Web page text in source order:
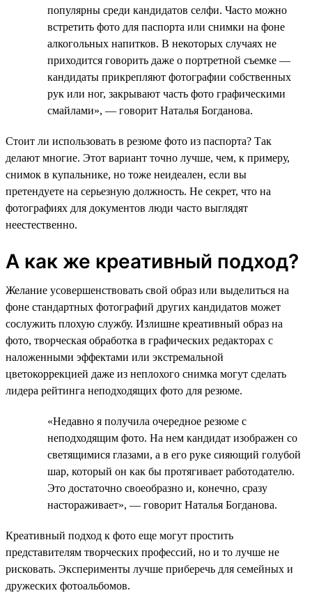
популярны среди кандидатов селфи. Часто можно
встретить фото для паспорта или снимки на фоне
алкогольных напитков. В некоторых случаях не
приходится говорить даже о портретной съемке —
кандидаты прикрепляют фотографии собственных
рук или ног, закрывают часть фото графическими
смайлами», — говорит Наталья Богданова.
Стоит ли использовать в резюме фото из паспорта? Так
делают многие. Этот вариант точно лучше, чем, к примеру,
снимок в купальнике, но тоже неидеален, если вы
претендуете на серьезную должность. Не секрет, что на
фотографиях для документов люди часто выглядят
неестественно.
А как же креативный подход?
Желание усовершенствовать свой образ или выделиться на
фоне стандартных фотографий других кандидатов может
сослужить плохую службу. Излишне креативный образ на
фото, творческая обработка в графических редакторах с
наложенными эффектами или экстремальной
цветокоррекцией даже из неплохого снимка могут сделать
лидера рейтинга неподходящих фото для резюме.
«Недавно я получила очередное резюме с
неподходящим фото. На нем кандидат изображен со
светящимися глазами, а в его руке сияющий голубой
шар, который он как бы протягивает работодателю.
Это достаточно своеобразно и, конечно, сразу
настораживает», — говорит Наталья Богданова.
Креативный подход к фото еще могут простить
представителям творческих профессий, но и то лучше не
рисковать. Эксперименты лучше приберечь для семейных и
дружеских фотоальбомов.